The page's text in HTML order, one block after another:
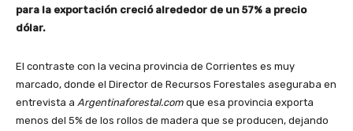
para la exportación creció alrededor de un 57% a precio
dólar.
El contraste con la vecina provincia de Corrientes es muy
marcado, donde el Director de Recursos Forestales aseguraba en
entrevista a Argentinaforestal.com que esa provincia exporta
menos del 5% de los rollos de madera que se producen, dejando